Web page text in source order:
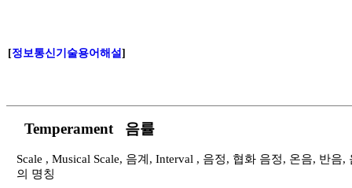
[정보통신기술용어해설]
Temperament 음률
Scale , Musical Scale, 음계, Interval , 음정, 협화 음정, 온음, 반음
의 명칭